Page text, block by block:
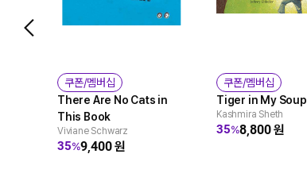
쿠폰/멤버십
There Are No Cats in
This Book
Viviane Schwarz
35%9,400원
쿠폰/멤버십
Tiger in My Soup
Kashmira Sheth
35%8,800원